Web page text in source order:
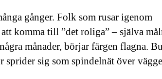
gånger. Folk som rusar igenom
komma till ”det roliga” – själva
månader, börjar färgen flagna.
sig som spindelnät över